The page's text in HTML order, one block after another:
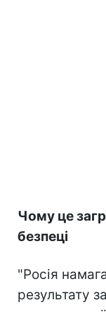
Чому це
безпеці
"Росія
результату